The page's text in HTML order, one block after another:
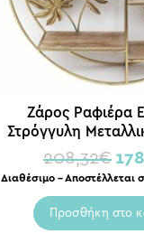
Ζάρος Ραφιέρα
Στρόγγυλη
Χρυσή
208,32€
Διαθέσιμο – Αποστέλλεται
Προσθήκη στο